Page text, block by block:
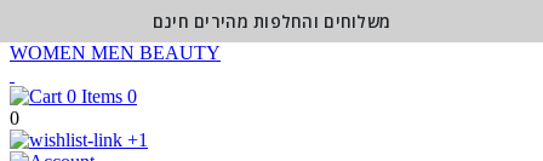
WOMEN MEN BEAUTY
0
0
+1
משלוחים והחלפות מהירים חינם